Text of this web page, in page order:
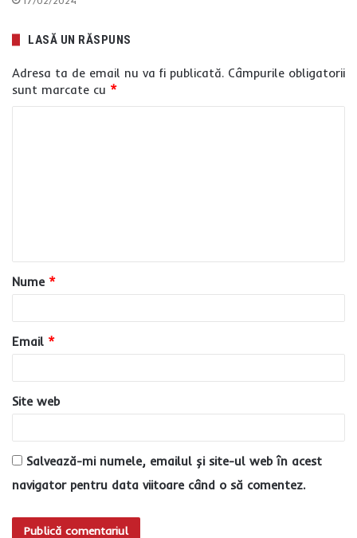
LASĂ UN RĂSPUNS
Adresa ta de email nu va fi publicată. Câmpurile obligatorii
sunt marcate cu *
a
r
u
*
Nume *
Email *
Site web
Salvează-mi numele, emailul și site-ul web în acest
navigator pentru data viitoare când o să comentez.